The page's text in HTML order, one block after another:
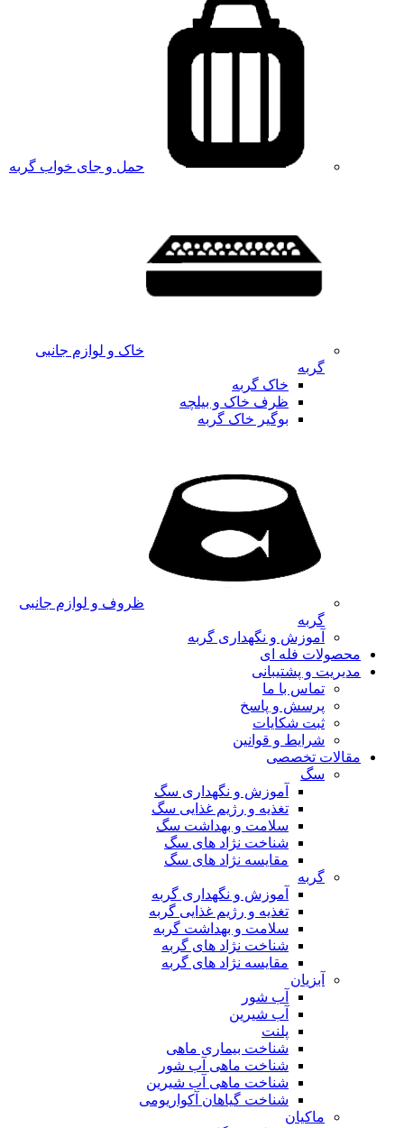
حمل و جای خواب گربه
خاک و لوازم جانبی
گربه
خاک گربه
ظرف خاک و بیلچه
بوگیر خاک گربه
ظروف و لوازم جانبی
گربه
آموزش و نگهداری گربه
محصولات فله ای
مدیریت و پشتیبانی
تماس با ما
پرسش و پاسخ
ثبت شکایات
شرایط و قوانین
مقالات تخصصی
سگ
آموزش و نگهداری سگ
تغذیه و رژیم غذایی سگ
سلامت و بهداشت سگ
شناخت نژاد های سگ
مقایسه نژاد های سگ
گربه
آموزش و نگهداری گربه
تغذیه و رژیم غذایی گربه
سلامت و بهداشت گربه
شناخت نژاد های گربه
مقایسه نژاد های گربه
آبزیان
آب شور
آب شیرین
پلنت
شناخت بیماری ماهی
شناخت ماهی آب شور
شناخت ماهی آب شیرین
شناخت گیاهان آکواریومی
ماکیان